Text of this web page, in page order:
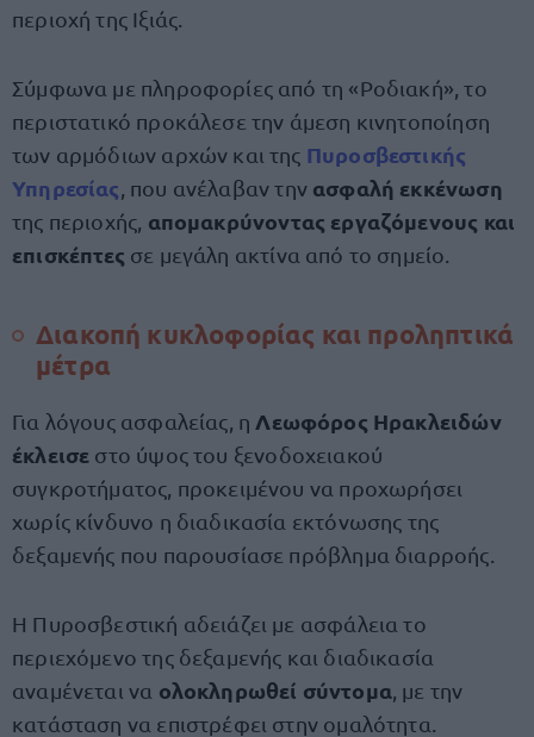
περιοχή της Ιξιάς.
Σύμφωνα με πληροφορίες από τη «Ροδιακή», το
περιστατικό προκάλεσε την άμεση κινητοποίηση
των αρμόδιων αρχών και της Πυροσβεστικής
Υπηρεσίας , που ανέλαβαν την ασφαλή εκκένωση
της περιοχής, απομακρύνοντας εργαζόμενους και
επισκέπτες σε μεγάλη ακτίνα από το σημείο.
Διακοπή κυκλοφορίας και προληπτικά
μέτρα
Για λόγους ασφαλείας, η Λεωφόρος Ηρακλειδών
έκλεισε στο ύψος του ξενοδοχειακού
συγκροτήματος, προκειμένου να προχωρήσει
χωρίς κίνδυνο η διαδικασία εκτόνωσης της
δεξαμενής που παρουσίασε πρόβλημα διαρροής.
Η Πυροσβεστική αδειάζει με ασφάλεια το
περιεχόμενο της δεξαμενής και διαδικασία
αναμένεται να ολοκληρωθεί σύντομα , με την
κατάσταση να επιστρέφει στην ομαλότητα.